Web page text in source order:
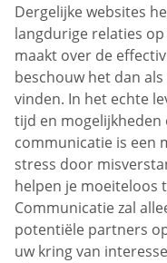
Dergelijke websites
langdurige relaties
maakt over de
beschouw het dan
vinden. In het echte
tijd en
communicatie is een
stress door
helpen je moeiteloos
Communicatie zal
potentiële partners
uw kring van